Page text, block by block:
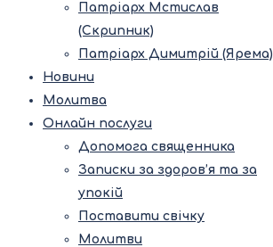
Патріарх Мстислав
(Скрипник)
Патріарх Димитрій (Ярема)
Новини
Молитва
Онлайн послуги
Допомога священника
Записки за здоров’я та за
упокій
Поставити свічку
Молитви